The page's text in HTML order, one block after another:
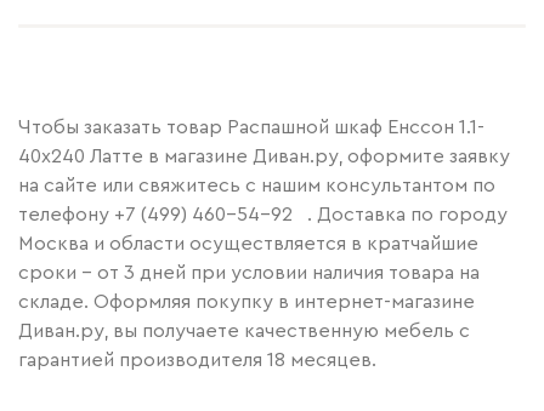
Чтобы заказать товар Распашной шкаф Енссон 1.1-
40x240 Латте в магазине Диван.ру, оформите заявку
на сайте или свяжитесь с нашим консультантом по
телефону +7 (499) 460-54-92
. Доставка по городу
Москва и области осуществляется в кратчайшие
сроки – от 3 дней при условии наличия товара на
складе. Оформляя покупку в интернет-магазине
Диван.ру, вы получаете качественную мебель с
гарантией производителя 18 месяцев.